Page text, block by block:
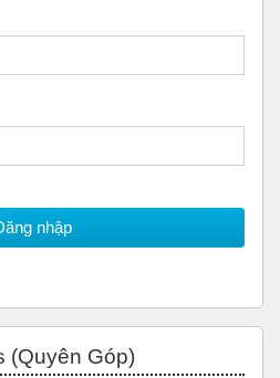
(Quyên Góp)